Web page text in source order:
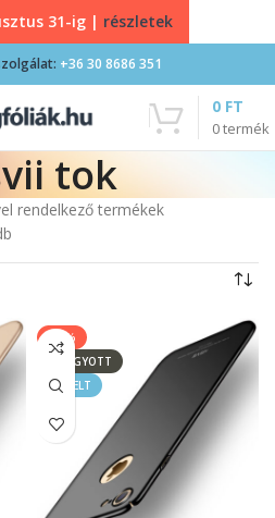
+36 30 8686 351
0termék
0 FT
tok
rendelkező termékek
-67%
ELFOGYOTT
KIEMELT
31-ig | részletek